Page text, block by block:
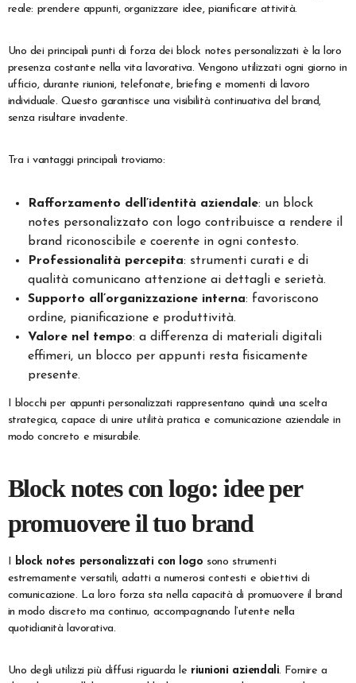
reale: prendere appunti, organizzare idee, pianificare attività.
Uno dei principali punti di forza dei block notes personalizzati è la loro
presenza costante nella vita lavorativa. Vengono utilizzati ogni giorno in
ufficio, durante riunioni, telefonate, briefing e momenti di lavoro
individuale. Questo garantisce una visibilità continuativa del brand,
senza risultare invadente.
Tra i vantaggi principali troviamo:
Rafforzamento dell’identità aziendale: un block
notes personalizzato con logo contribuisce a rendere il
brand riconoscibile e coerente in ogni contesto.
Professionalità percepita: strumenti curati e di
qualità comunicano attenzione ai dettagli e serietà.
Supporto all’organizzazione interna: favoriscono
ordine, pianificazione e produttività.
Valore nel tempo: a differenza di materiali digitali
effimeri, un blocco per appunti resta fisicamente
presente.
I blocchi per appunti personalizzati rappresentano quindi una scelta
strategica, capace di unire utilità pratica e comunicazione aziendale in
modo concreto e misurabile.
Block notes con logo: idee per
promuovere il tuo brand
I block notes personalizzati con logo sono strumenti
estremamente versatili, adatti a numerosi contesti e obiettivi di
comunicazione. La loro forza sta nella capacità di promuovere il brand
in modo discreto ma continuo, accompagnando l’utente nella
quotidianità lavorativa.
Uno degli utilizzi più diffusi riguarda le riunioni aziendali. Fornire a